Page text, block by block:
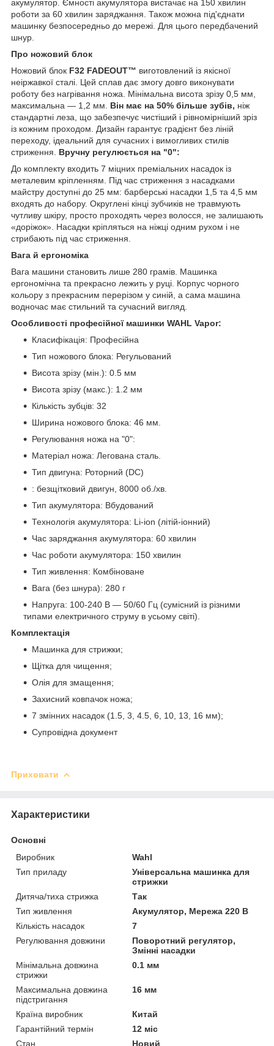
акумулятор. Ємності акумулятора вистачає на 150 хвилин
роботи за 60 хвилин заряджання. Також можна під'єднати
машинку безпосередньо до мережі. Для цього передбачений
шнур.
Про ножовий блок
Ножовий блок F32 FADEOUT™ виготовлений із якісної
неіржавкої сталі. Цей сплав дає змогу довго виконувати
роботу без нагрівання ножа. Мінімальна висота зрізу 0,5 мм,
максимальна — 1,2 мм. Він має на 50% більше зубів, ніж
стандартні леза, що забезпечує чистіший і рівномірніший зріз
із кожним проходом. Дизайн гарантує градієнт без ліній
переходу, ідеальний для сучасних і вимогливих стилів
стриження. Вручну регулюється на "0":
До комплекту входить 7 міцних преміальних насадок із
металевим кріпленням. Під час стриження з насадками
майстру доступні до 25 мм: барберські насадки 1,5 та 4,5 мм
входять до набору. Округлені кінці зубчиків не травмують
чутливу шкіру, просто проходять через волосся, не залишають
«доріжок». Насадки кріпляться на ніжці одним рухом і не
стрибають під час стриження.
Вага й ергономіка
Вага машини становить лише 280 грамів. Машинка
ергономічна та прекрасно лежить у руці. Корпус чорного
кольору з прекрасним перерізом у синій, а сама машина
водночас має стильний та сучасний вигляд.
Особливості професійної машинки WAHL Vapor:
Класифікація: Професійна
Тип ножового блока: Регульований
Висота зрізу (мін.): 0.5 мм
Висота зрізу (макс.): 1.2 мм
Кількість зубців: 32
Ширина ножового блока: 46 мм.
Регулювання ножа на "0":
Матеріал ножа: Легована сталь.
Тип двигуна: Роторний (DC)
: безщітковий двигун, 8000 об./хв.
Тип акумулятора: Вбудований
Технологія акумулятора: Li-ion (літій-іонний)
Час заряджання акумулятора: 60 хвилин
Час роботи акумулятора: 150 хвилин
Тип живлення: Комбіноване
Вага (без шнура): 280 г
Напруга: 100-240 В — 50/60 Гц (сумісний із різними
типами електричного струму в усьому світі).
Комплектація
Машинка для стрижки;
Щітка для чищення;
Олія для змащення;
Захисний ковпачок ножа;
7 змінних насадок (1.5, 3, 4.5, 6, 10, 13, 16 мм);
Супровідна документ
Приховати
Характеристики
Основні
Виробник
Wahl
Тип приладу
Універсальна машинка для
стрижки
Дитяча/тиха стрижка
Так
Тип живлення
Акумулятор, Мережа 220 В
Кількість насадок
7
Регулювання довжини
Поворотний регулятор,
Змінні насадки
Мінімальна довжина
стрижки
0.1 мм
Максимальна довжина
підстригання
16 мм
Країна виробник
Китай
Гарантійний термін
12 міс
Стан
Новий